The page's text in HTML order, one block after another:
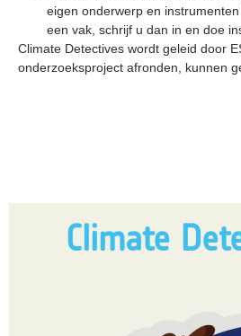
eigen onderwerp en
een vak, schrijf u dan in en doe
Climate Detectives wordt geleid door
onderzoeksproject afronden, kunnen
Climate